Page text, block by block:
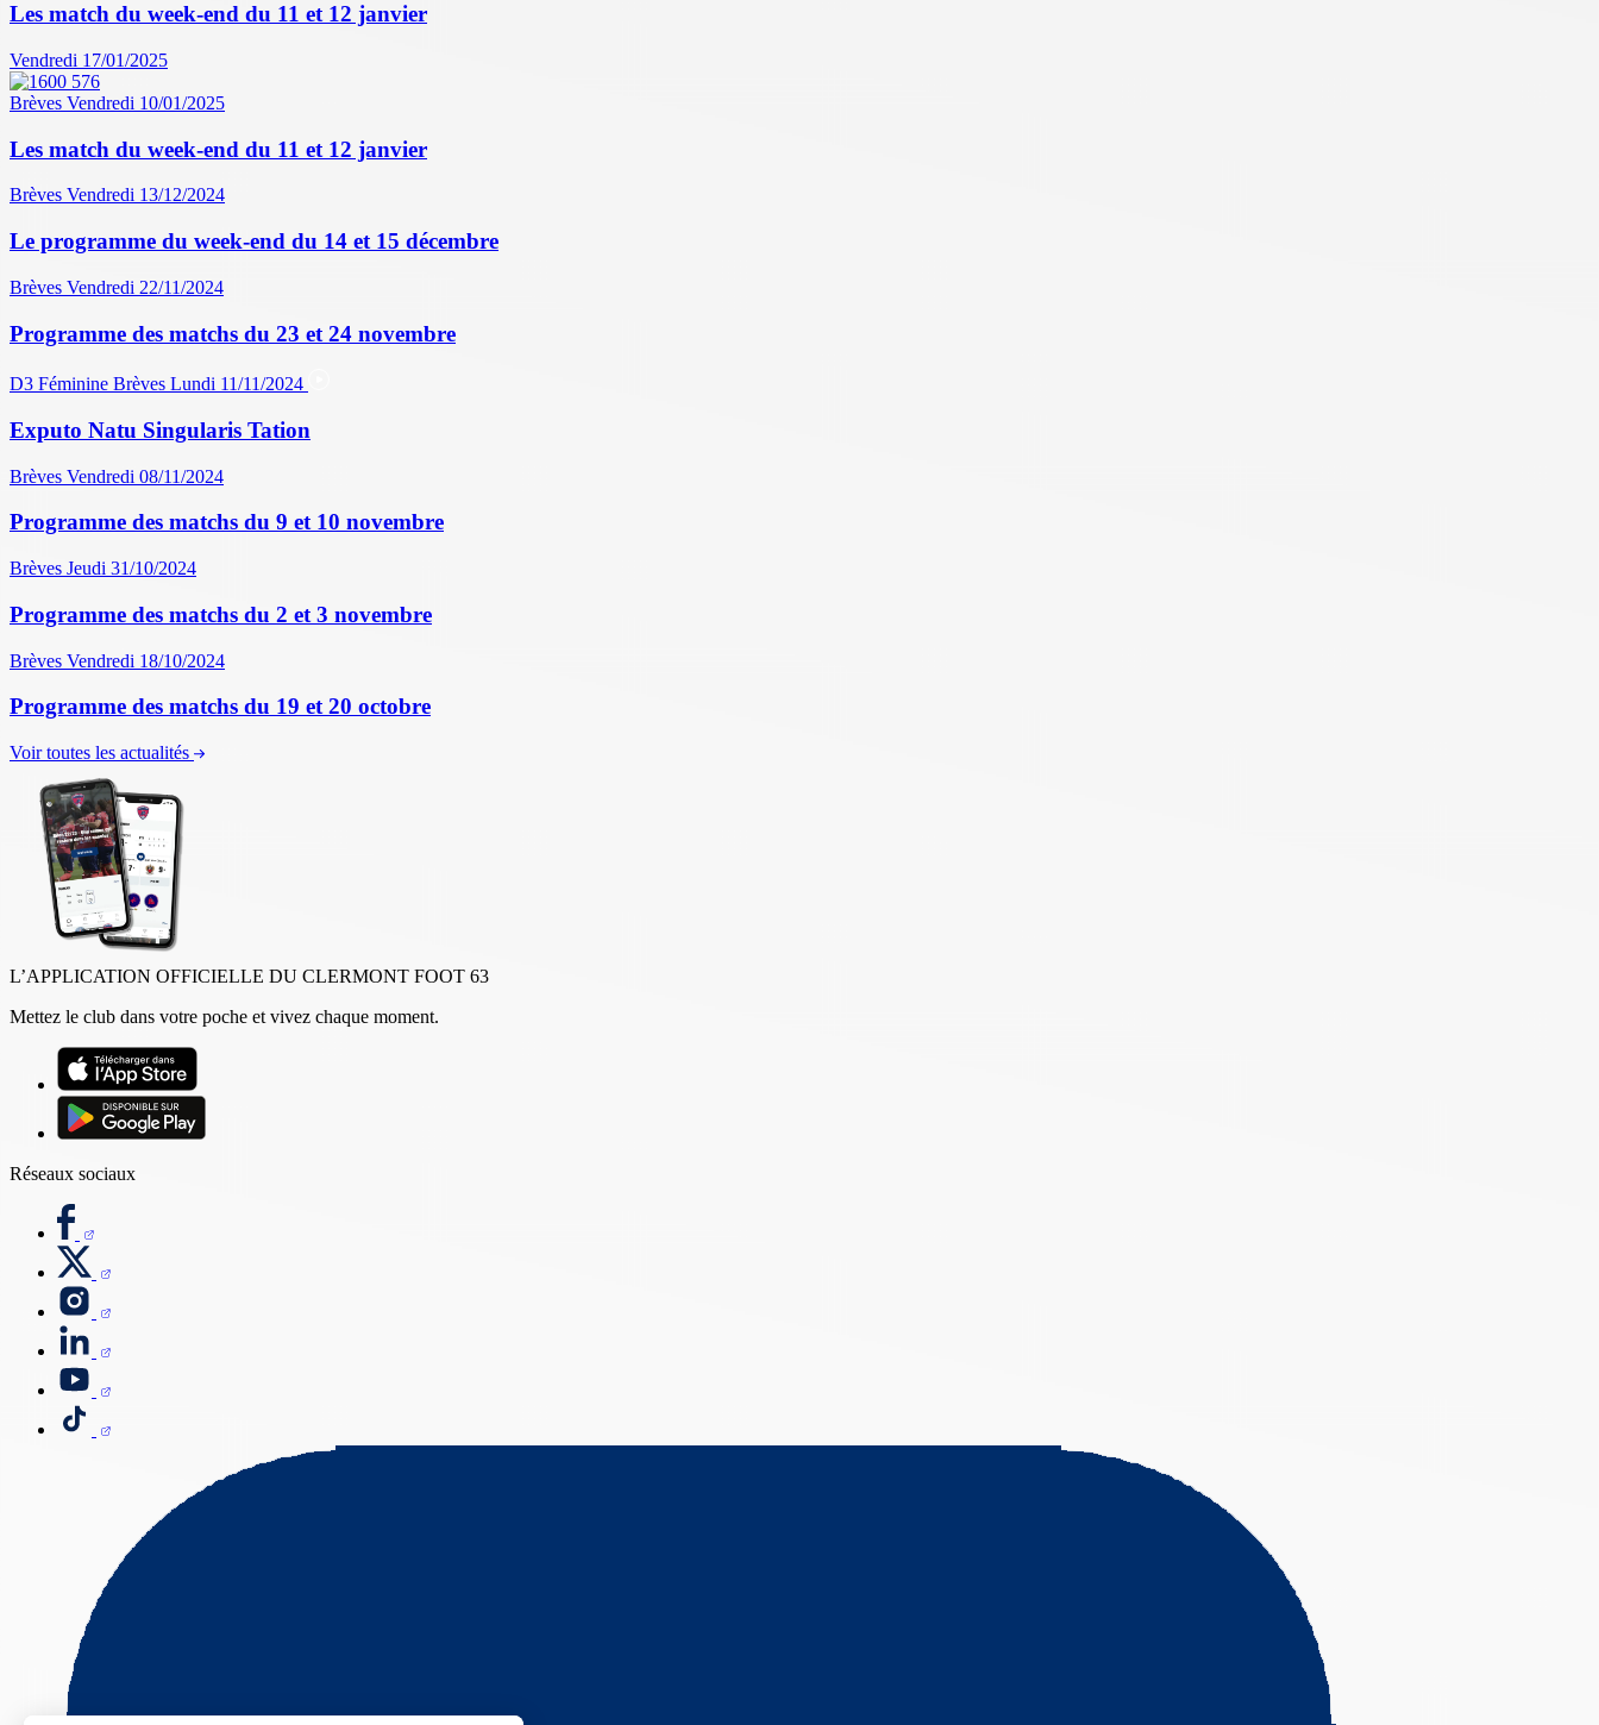
Les match du week-end du 11 et 12 janvier
Vendredi 17/01/2025
Brèves Vendredi 10/01/2025
Les match du week-end du 11 et 12 janvier
Brèves Vendredi 13/12/2024
Le programme du week-end du 14 et 15 décembre
Brèves Vendredi 22/11/2024
Programme des matchs du 23 et 24 novembre
D3 Féminine Brèves Lundi 11/11/2024
Exputo Natu Singularis Tation
Brèves Vendredi 08/11/2024
Programme des matchs du 9 et 10 novembre
Brèves Jeudi 31/10/2024
Programme des matchs du 2 et 3 novembre
Brèves Vendredi 18/10/2024
Programme des matchs du 19 et 20 octobre
Voir toutes les actualités
L’APPLICATION OFFICIELLE DU CLERMONT FOOT 63
Mettez le club dans votre poche et vivez chaque moment.
Réseaux sociaux